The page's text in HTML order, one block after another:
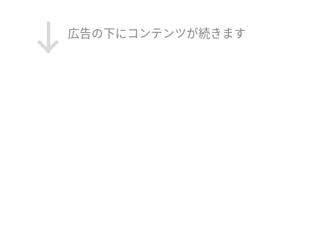
広告の下にコンテンツが続きます